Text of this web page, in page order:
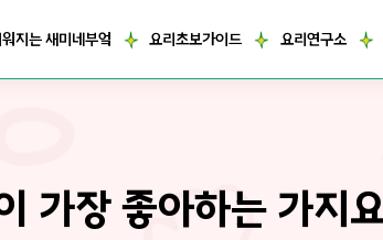
지는 새미네부엌 요리초보가이드 요리연구소
가장 좋아하는 가지